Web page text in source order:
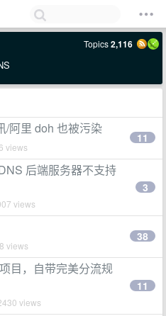
Topics2,116
/阿里 doh 也被污染
views
11
后端服务器不支持
views
3
views
38
目，自带完美分流规
views
11